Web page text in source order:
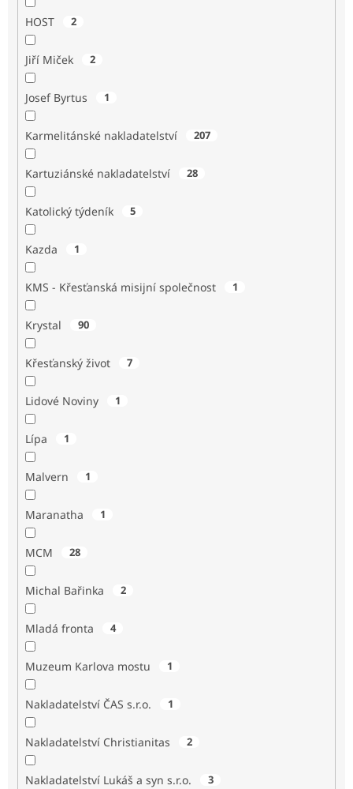
HOST 2
Jiří Miček 2
Josef Byrtus 1
Karmelitánské nakladatelství 207
Kartuziánské nakladatelství 28
Katolický týdeník 5
Kazda 1
KMS - Křesťanská misijní společnost 1
Krystal 90
Křesťanský život 7
Lidové Noviny 1
Lípa 1
Malvern 1
Maranatha 1
MCM 28
Michal Bařinka 2
Mladá fronta 4
Muzeum Karlova mostu 1
Nakladatelství ČAS s.r.o. 1
Nakladatelství Christianitas 2
Nakladatelství Lukáš a syn s.r.o. 3